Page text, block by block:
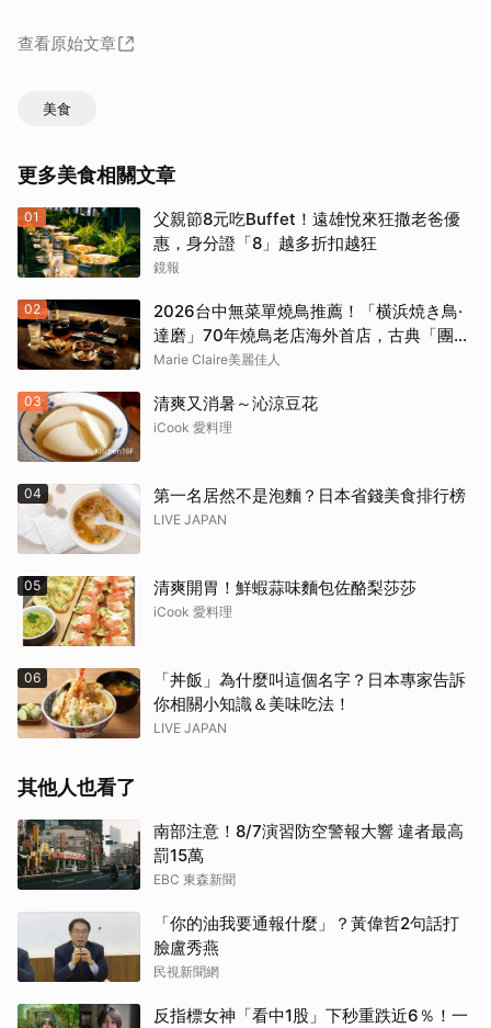
查看原始文章
美食
更多美食相關文章
01
父親節8元吃Buffet！遠雄悅來狂撒老爸優
惠，身分證「8」越多折扣越狂
鏡報
02
2026台中無菜單燒鳥推薦！「横浜焼き鳥·
達磨」70年燒鳥老店海外首店，古典「團扇
控火」技法成就銷魂美味
Marie Claire美麗佳人
03 清爽又消暑～沁涼豆花
iCook 愛料理
04 第一名居然不是泡麵？日本省錢美食排行榜
LIVE JAPAN
05 清爽開胃！鮮蝦蒜味麵包佐酪梨莎莎
iCook 愛料理
06
「丼飯」為什麼叫這個名字？日本專家告訴
你相關小知識＆美味吃法！
LIVE JAPAN
其他人也看了
南部注意！8/7演習防空警報大響 違者最高
罰15萬
EBC 東森新聞
「你的油我要通報什麼」？黃偉哲2句話打
臉盧秀燕
民視新聞網
反指標女神「看中1股」下秒重跌近6％！一